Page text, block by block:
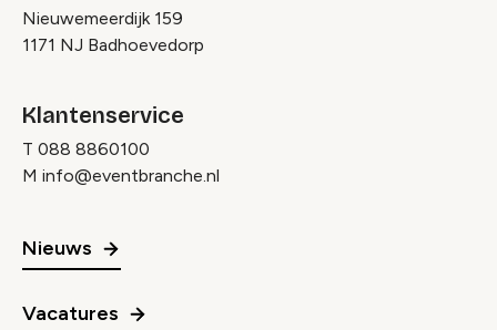
Nieuwemeerdijk 159
1171 NJ Badhoevedorp
Klantenservice
T 088 8860100
M info@eventbranche.nl
Nieuws
Vacatures